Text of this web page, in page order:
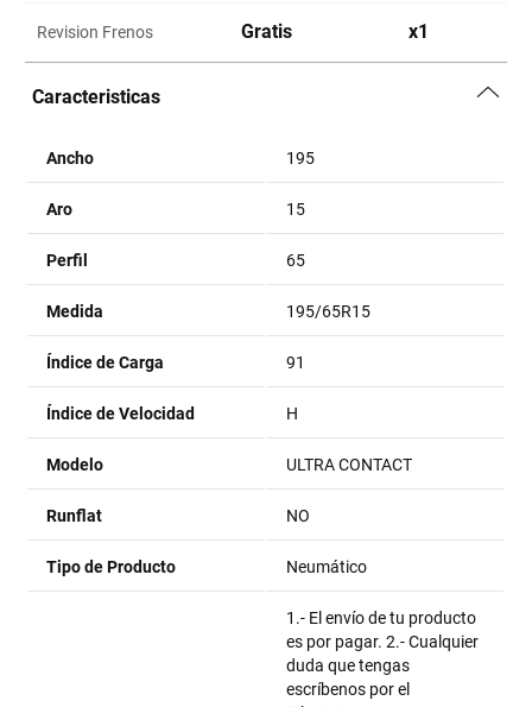
Revision Frenos Gratis x1
Caracteristicas
Ancho 195
Aro 15
Perfil 65
Medida 195/65R15
Índice de Carga 91
Índice de Velocidad H
Modelo ULTRA CONTACT
Runflat NO
Tipo de Producto Neumático
1.- El envío de tu producto
es por pagar. 2.- Cualquier
duda que tengas
escríbenos por el